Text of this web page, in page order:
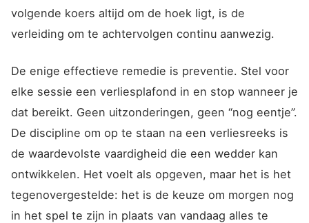
volgende koers altijd om de hoek ligt, is de
verleiding om te achtervolgen continu aanwezig.
De enige effectieve remedie is preventie. Stel voor
elke sessie een verliesplafond in en stop wanneer je
dat bereikt. Geen uitzonderingen, geen “nog eentje”.
De discipline om op te staan na een verliesreeks is
de waardevolste vaardigheid die een wedder kan
ontwikkelen. Het voelt als opgeven, maar het is het
tegenovergestelde: het is de keuze om morgen nog
in het spel te zijn in plaats van vandaag alles te